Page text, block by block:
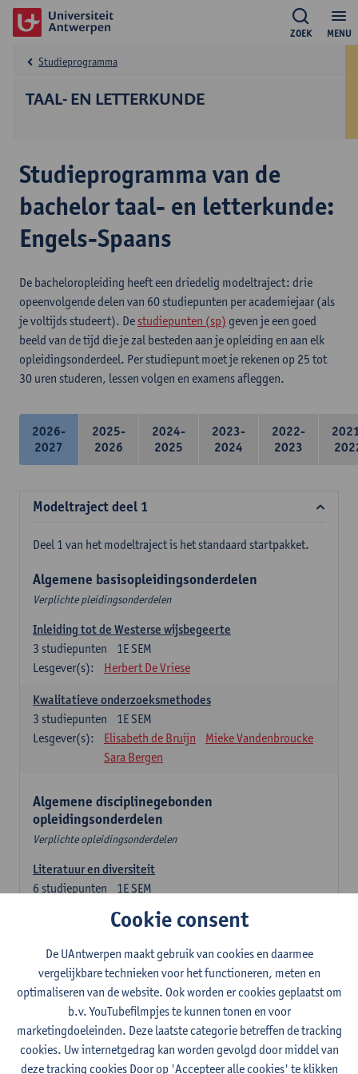
MENU
ZOEK
TAAL- EN LETTERKUNDE
Studieprogramma
Studieprogramma van de
bachelor taal- en letterkunde:
Engels-Spaans
De bacheloropleiding heeft een driedelig modeltraject: drie
opeenvolgende delen van 60 studiepunten per academiejaar (als
je voltijds studeert). De studiepunten (sp) geven je een goed
beeld van de tijd die je zal besteden aan je opleiding en aan elk
opleidingsonderdeel. Per studiepunt moet je rekenen op 25 tot
30 uren studeren, lessen volgen en examens afleggen.
2026-
2027
2025-
2026
2024-
2025
2023-
2024
2022-
2023
Modeltraject deel 1
Deel 1 van het modeltraject is het standaard startpakket.
Algemene basisopleidingsonderdelen
Verplichte pleidingsonderdelen
Inleiding tot de Westerse wijsbegeerte
1E SEM
3 studiepunten
Lesgever(s):
Herbert De Vriese
Kwalitatieve onderzoeksmethodes
1E SEM
3 studiepunten
Lesgever(s):
Elisabeth de Bruijn
Mieke Vandenbroucke
Sara Bergen
Algemene disciplinegebonden
opleidingsonderdelen
Verplichte opleidingsonderdelen
Literatuur en diversiteit
1E SEM
6 studiepunten
Remco Sleiderink
2E SEM
studiepunten
Lesgever(s):
Astrid De Wit Peter Petré
Engels: verplichte opleidingsonderdelen
Engels: taalbeheersing 1
Cookie consent
De UAntwerpen maakt gebruik van cookies en daarmee
vergelijkbare technieken voor het functioneren, meten en
optimaliseren van de website. Ook worden er cookies geplaatst om
b.v. YouTubefilmpjes te kunnen tonen en voor
marketingdoeleinden. Deze laatste categorie betreffen de tracking
cookies. Uw internetgedrag kan worden gevolgd door middel van
deze tracking cookies Door op 'Accepteer alle cookies' te klikken